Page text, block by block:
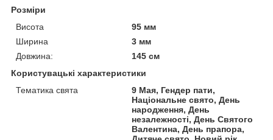
Розміри
Висота
95 мм
Ширина
3 мм
Довжина:
145 см
Користувацькі характеристики
Тематика свята
9 Мая, Гендер пати,
Національне свято, День
народження, День
незалежності, День Святого
Валентина, День прапора,